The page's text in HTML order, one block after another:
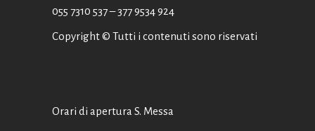
055 7310 537– 377 9534 924
Copyright © Tutti i contenuti sono riservati
Orari di apertura S. Messa